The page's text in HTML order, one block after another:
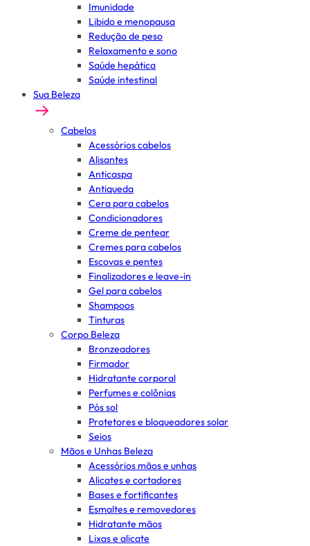
Imunidade
Libido e menopausa
Redução de peso
Relaxamento e sono
Saúde hepática
Saúde intestinal
Sua Beleza
Cabelos
Acessórios cabelos
Alisantes
Anticaspa
Antiqueda
Cera para cabelos
Condicionadores
Creme de pentear
Cremes para cabelos
Escovas e pentes
Finalizadores e leave-in
Gel para cabelos
Shampoos
Tinturas
Corpo Beleza
Bronzeadores
Firmador
Hidratante corporal
Perfumes e colônias
Pós sol
Protetores e bloqueadores solar
Seios
Mãos e Unhas Beleza
Acessórios mãos e unhas
Alicates e cortadores
Bases e fortificantes
Esmaltes e removedores
Hidratante mãos
Lixas e alicate